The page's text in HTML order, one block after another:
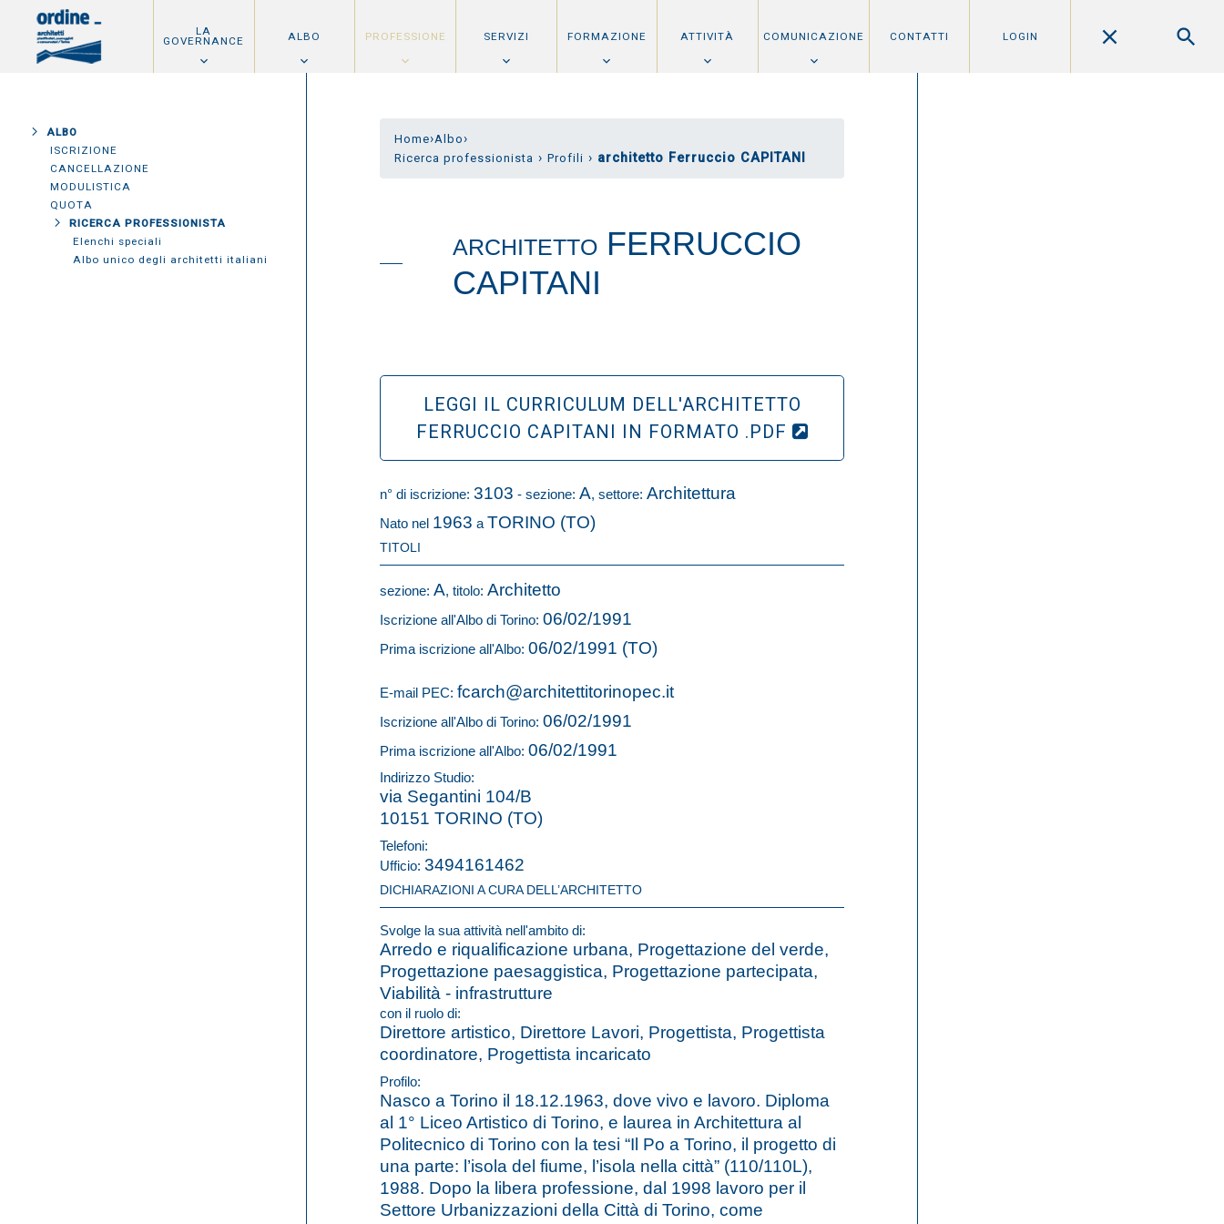
LA
GOVERNANCE ALBO PROFESSIONE SERVIZI FORMAZIONE ATTIVITÀ COMUNICAZIONE CONTATTI LOGIN
ALBO
ISCRIZIONE
CANCELLAZIONE
MODULISTICA
QUOTA
RICERCA PROFESSIONISTA
Elenchi speciali
Albo unico degli architetti italiani
Home›Albo›
Ricerca professionista › Profili › architetto Ferruccio CAPITANI
ARCHITETTO FERRUCCIO
CAPITANI
LEGGI IL CURRICULUM DELL'ARCHITETTO
FERRUCCIO CAPITANI IN FORMATO .PDF
n° di iscrizione: 3103 - sezione: A, settore: Architettura
Nato nel 1963 a TORINO (TO)
TITOLI
sezione: A, titolo: Architetto
Iscrizione all'Albo di Torino: 06/02/1991
Prima iscrizione all'Albo: 06/02/1991 (TO)
E-mail PEC: fcarch@architettitorinopec.it
Iscrizione all'Albo di Torino: 06/02/1991
Prima iscrizione all'Albo: 06/02/1991
Indirizzo Studio:
via Segantini 104/B
10151 TORINO (TO)
Telefoni:
Ufficio: 3494161462
DICHIARAZIONI A CURA DELL’ARCHITETTO
Svolge la sua attività nell'ambito di:
Arredo e riqualificazione urbana, Progettazione del verde,
Progettazione paesaggistica, Progettazione partecipata,
Viabilità - infrastrutture
con il ruolo di:
Direttore artistico, Direttore Lavori, Progettista, Progettista
coordinatore, Progettista incaricato
Profilo:
Nasco a Torino il 18.12.1963, dove vivo e lavoro. Diploma
al 1° Liceo Artistico di Torino, e laurea in Architettura al
Politecnico di Torino con la tesi “Il Po a Torino, il progetto di
una parte: l’isola del fiume, l’isola nella città” (110/110L),
1988. Dopo la libera professione, dal 1998 lavoro per il
Settore Urbanizzazioni della Città di Torino, come